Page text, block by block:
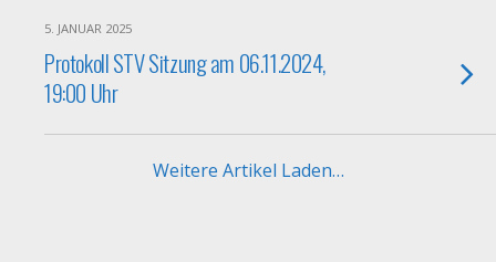
5. JANUAR 2025
Protokoll STV Sitzung am 06.11.2024,
19:00 Uhr
Weitere Artikel Laden…